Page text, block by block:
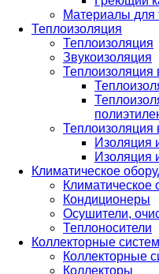
Материалы для
Теплоизоляция
Теплоизоляция
Звукоизоляция
Теплоизоляция
Теплоизоляция
Изоляция
Изоляция
Климатическое
Климатическое
Кондиционеры
Осушители,
Теплоносители
Коллекторные
Коллекторные
Коллекторы